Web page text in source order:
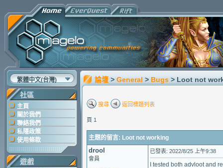
繁體中文(台灣)
社區
主頁
關於我們
聯絡我們
私隱政策
使用條款
遊戲
論壇 > General > Bugs > Loot not
搜尋 返回標題列表
頁 1
主題的留言: Loot not working
drool
會員
已發表: 2022/8/25 上午9:38
I tested both advloot and